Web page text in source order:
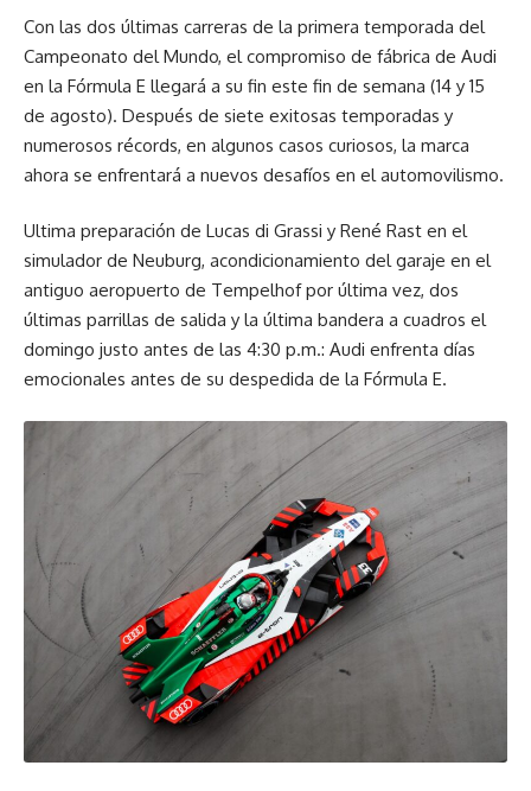
Con las dos últimas carreras de la primera temporada del
Campeonato del Mundo, el compromiso de fábrica de Audi
en la Fórmula E llegará a su fin este fin de semana (14 y 15
de agosto). Después de siete exitosas temporadas y
numerosos récords, en algunos casos curiosos, la marca
ahora se enfrentará a nuevos desafíos en el automovilismo.
Ultima preparación de Lucas di Grassi y René Rast en el
simulador de Neuburg, acondicionamiento del garaje en el
antiguo aeropuerto de Tempelhof por última vez, dos
últimas parrillas de salida y la última bandera a cuadros el
domingo justo antes de las 4:30 p.m.: Audi enfrenta días
emocionales antes de su despedida de la Fórmula E.